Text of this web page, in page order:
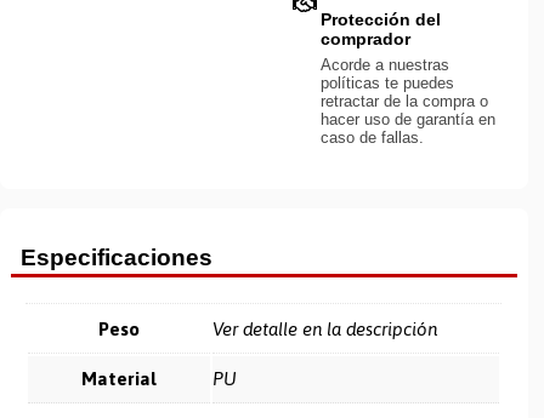
Protección del
comprador
Acorde a nuestras
políticas te puedes
retractar de la compra o
hacer uso de garantía en
caso de fallas.
Especificaciones
Peso Ver detalle en la descripción
Material PU